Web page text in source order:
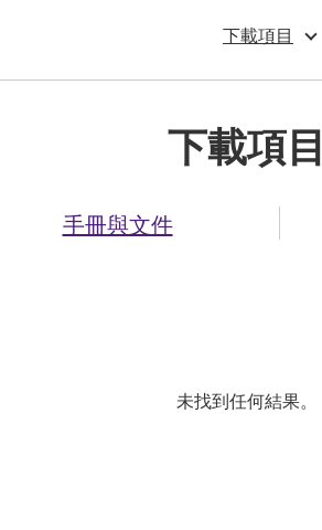
下載項目
下載項目
手冊與文件
未找到任何結果。